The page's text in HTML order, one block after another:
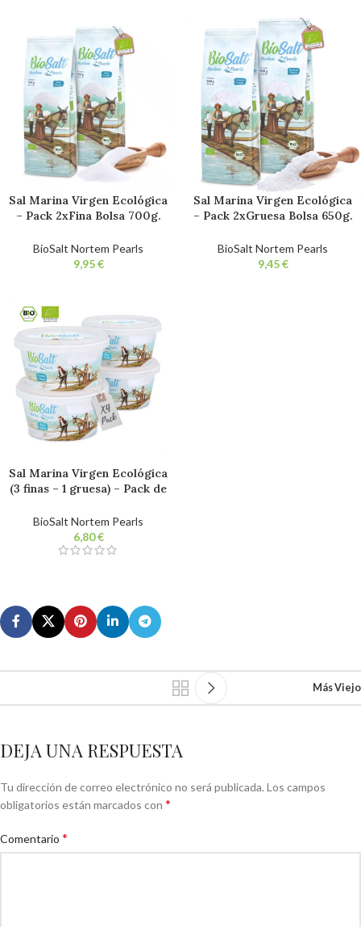
Sal Marina Virgen Ecológica
– Pack 2xFina Bolsa 700g.
Natural. Sin Refinar. Sin
Aditivos.
BioSalt Nortem Pearls
€
Sal Marina Virgen Ecológica
– Pack 2xGruesa Bolsa 650g.
Natural. Sin Refinar. Sin
Aditivos.
BioSalt Nortem Pearls
€
Sal Marina Virgen Ecológica
(3 finas – 1 gruesa) – Pack de
Gourmet 100% Natural. Sin
Refinar. Sin Aditivos.
BioSalt Nortem Pearls
€
Más Viejo
DEJA UNA RESPUESTA
Tu dirección de correo electrónico no será publicada. Los campos
obligatorios están marcados con *
Comentario *